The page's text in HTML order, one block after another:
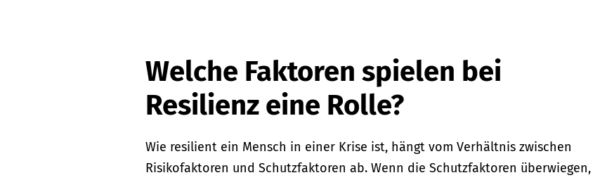
Welche Faktoren spielen bei
Resilienz eine Rolle?
Wie resilient ein Mensch in einer Krise ist, hängt vom Verhältnis zwischen
Risikofaktoren und Schutzfaktoren ab. Wenn die Schutzfaktoren überwiegen,